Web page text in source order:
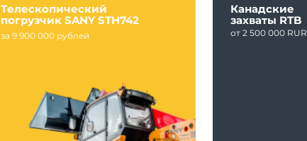
Телескопический
погрузчик SANY STH742
за 9 900 000 рублей
Канадские
захваты RTB
от 2 500 000 RUR